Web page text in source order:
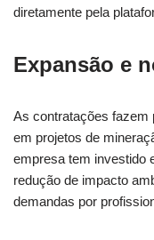
diretamente pela
Expansão e
As contratações fazem
em projetos de
empresa tem investido
redução de impacto
demandas por